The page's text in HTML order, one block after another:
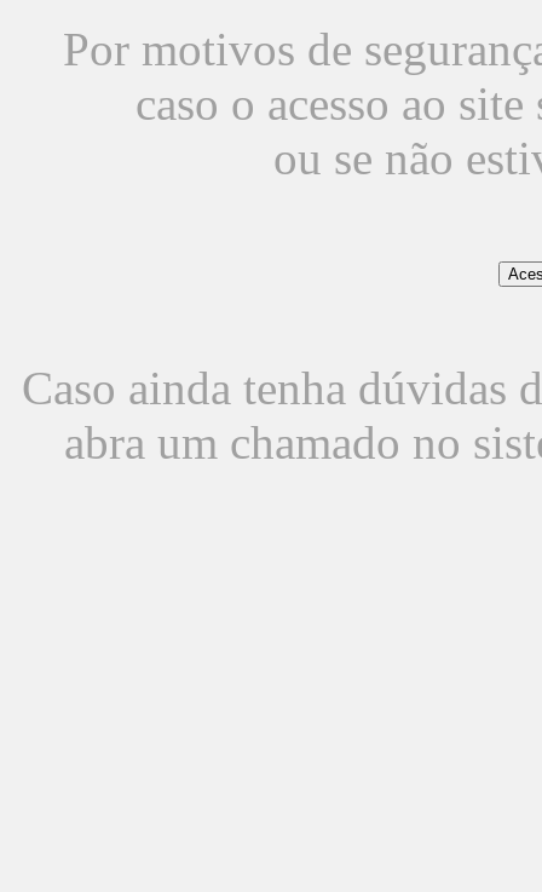
Por motivos de
caso o acesso ao
ou se não
Caso ainda tenha dúvidas
abra um chamado no